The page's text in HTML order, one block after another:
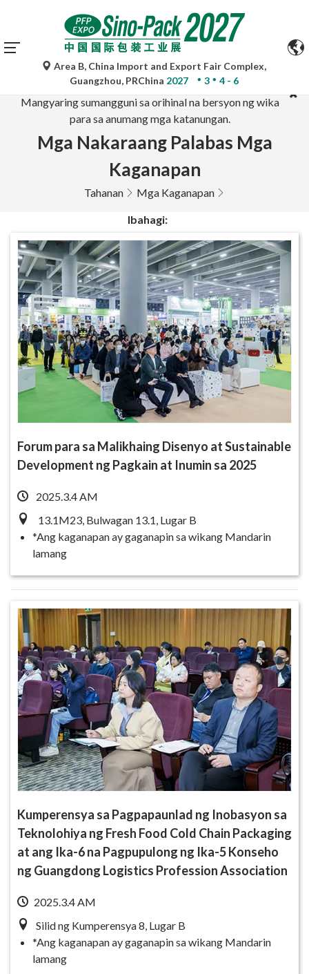
Ang mga awtomatikong pagsasalin ng Google Translate ay
para lamang sa sanggunian at maaaring hindi tumpak.
Mangyaring sumangguni sa orihinal na bersyon ng wika
para sa anumang mga katanungan.
Area B, China Import and Export Fair Complex,
Guangzhou, PRChina 2027 3 4 - 6
Mga Nakaraang Palabas Mga
Kaganapan
Tahanan Mga Kaganapan
Ibahagi:
Forum para sa Malikhaing Disenyo at Sustainable
Development ng Pagkain at Inumin sa 2025
2025.3.4 AM
13.1M23, Bulwagan 13.1, Lugar B
*Ang kaganapan ay gaganapin sa wikang Mandarin
lamang
Kumperensya sa Pagpapaunlad ng Inobasyon sa
Teknolohiya ng Fresh Food Cold Chain Packaging
at ang Ika-6 na Pagpupulong ng Ika-5 Konseho
ng Guangdong Logistics Profession Association
2025.3.4 AM
Silid ng Kumperensya 8, Lugar B
*Ang kaganapan ay gaganapin sa wikang Mandarin
lamang